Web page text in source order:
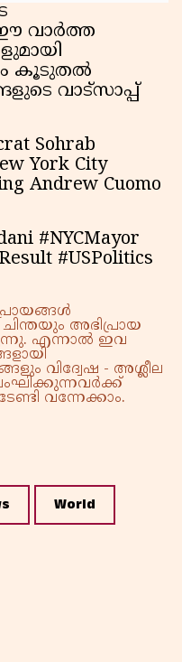
വാർത്ത
കൂടുതൽ
വാട്സാപ്പ്
Sohrab
York City
Andrew Cuomo
#NYCMayor
#USPolitics
ചിന്തയും അഭിപ്രായ
എന്നാൽ ഇവ
വിദ്വേഷ - അശ്ലീല
വന്നേക്കാം.
World